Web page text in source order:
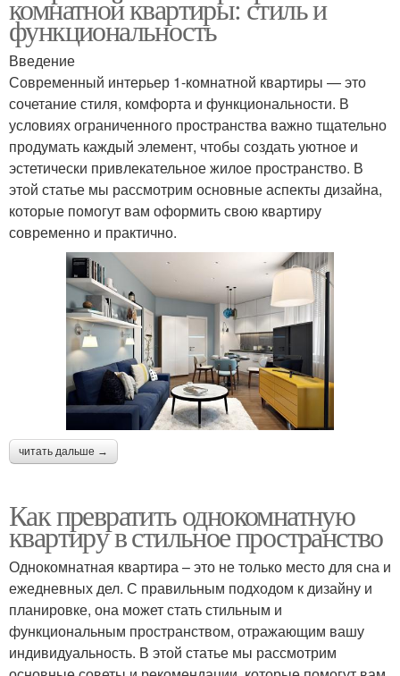
комнатной квартиры: стиль и
функциональность
Введение
Современный интерьер 1-комнатной квартиры — это
сочетание стиля, комфорта и функциональности. В
условиях ограниченного пространства важно тщательно
продумать каждый элемент, чтобы создать уютное и
эстетически привлекательное жилое пространство. В
этой статье мы рассмотрим основные аспекты дизайна,
которые помогут вам оформить свою квартиру
современно и практично.
читать дальше →
Как превратить однокомнатную
квартиру в стильное пространство
Однокомнатная квартира – это не только место для сна и
ежедневных дел. С правильным подходом к дизайну и
планировке, она может стать стильным и
функциональным пространством, отражающим вашу
индивидуальность. В этой статье мы рассмотрим